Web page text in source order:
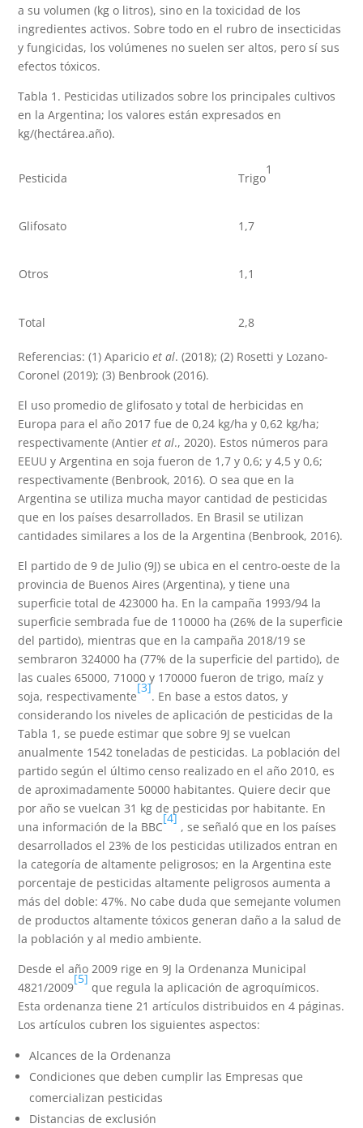
a su volumen (kg o litros), sino en la toxicidad de los
ingredientes activos. Sobre todo en el rubro de insecticidas
y fungicidas, los volúmenes no suelen ser altos, pero sí sus
efectos tóxicos.
Tabla 1. Pesticidas utilizados sobre los principales cultivos
en la Argentina; los valores están expresados en
kg/(hectárea.año).
Pesticida Trigo
1
Glifosato 1,7
Otros 1,1
Total 2,8
Referencias: (1) Aparicioet al. (2018); (2) Rosetti y Lozano-
Coronel (2019); (3) Benbrook (2016).
El uso promedio de glifosato y total de herbicidas en
Europa para el año 2017 fue de 0,24 kg/ha y 0,62 kg/ha;
respectivamente (Antieret al., 2020). Estos números para
EEUU y Argentina en soja fueron de 1,7 y 0,6; y 4,5 y 0,6;
respectivamente (Benbrook, 2016). O sea que en la
Argentina se utiliza mucha mayor cantidad de pesticidas
que en los países desarrollados. En Brasil se utilizan
cantidades similares a los de la Argentina (Benbrook, 2016).
El partido de 9 de Julio (9J) se ubica en el centro-oeste de la
provincia de Buenos Aires (Argentina), y tiene una
superficie total de 423000 ha. En la campaña 1993/94 la
superficie sembrada fue de 110000 ha (26% de la superficie
del partido), mientras que en la campaña 2018/19 se
sembraron 324000 ha (77% de la superficie del partido), de
las cuales 65000, 71000 y 170000 fueron de trigo, maíz y
soja, respectivamente
[3]
. En base a estos datos, y
considerando los niveles de aplicación de pesticidas de la
Tabla 1, se puede estimar que sobre 9J se vuelcan
anualmente 1542 toneladas de pesticidas. La población del
partido según el último censo realizado en el año 2010, es
de aproximadamente 50000 habitantes. Quiere decir que
por año se vuelcan 31 kg de pesticidas por habitante. En
una información de la BBC
[4]
, se señaló que en los países
desarrollados el 23% de los pesticidas utilizados entran en
la categoría de altamente peligrosos; en la Argentina este
porcentaje de pesticidas altamente peligrosos aumenta a
más del doble: 47%. No cabe duda que semejante volumen
de productos altamente tóxicos generan daño a la salud de
la población y al medio ambiente.
Desde el año 2009 rige en 9J la Ordenanza Municipal
4821/2009
[5]
que regula la aplicación de agroquímicos.
Esta ordenanza tiene 21 artículos distribuidos en 4 páginas.
Los artículos cubren los siguientes aspectos:
Alcances de la Ordenanza
Condiciones que deben cumplir las Empresas que
comercializan pesticidas
Distancias de exclusión